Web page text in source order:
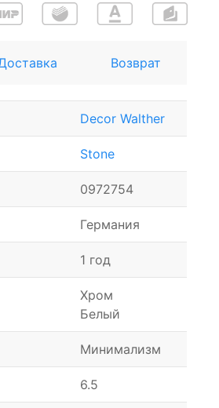
Возврат
Decor Walther
Stone
0972754
Германия
1 год
Хром
Белый
Минимализм
6.5